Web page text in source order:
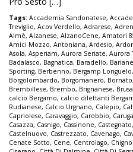
Tags: Accademia Sandonatese,
Treviglio, Acov Verdello, Adrarese,
Almè, Alzanese, AlzanoCene, Amatori
Amici Mozzo, Antoniana, Ardesio,
Asola, Asperiam, Aurora Seriate, Aurora
Badalasco, Bagnatica, Baradello,
Sporting, Berbenno, Bergamp Longuelo,
Borgolombardo, Borgomanero, Bornato,
Brembillese, Brembo, Brignanese,
calcio Bergamo, calcio dilettanti
Rudianese, Calcio Urgnano, Calepio,
Capriolese, Caravaggio, Carobbio,
Casazza, Casnigo, Cassinone, Castegnato,
Castelnuovo, Castrezzato, Cavenago,
Cenate Sotto, Cene, Centrolago,